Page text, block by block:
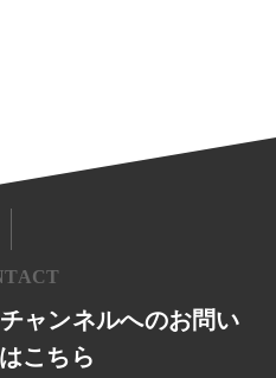
ャンネルへのお問い
こちら